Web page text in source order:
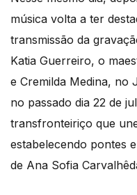
música volta a ter
transmissão da
Katia Guerreiro, o
e Cremilda Medina, no
no passado dia 22 de
transfronteiriço que
estabelecendo pontes
de Ana Sofia